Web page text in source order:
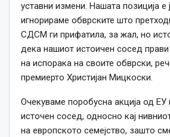
уставни измени. Нашата позиција е
игнорираме обврските што
СДСМ ги прифатила, за жал, но
дека нашиот истоичен сосед
на испорака на своите обврски,
премиерто Христијан Мицкоски.
Очекуваме поробусна акција од ЕУ
источен сосед, односно кај
на европското семејство, зашто